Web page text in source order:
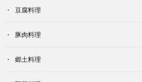
豆腐料理
豚肉料理
郷土料理